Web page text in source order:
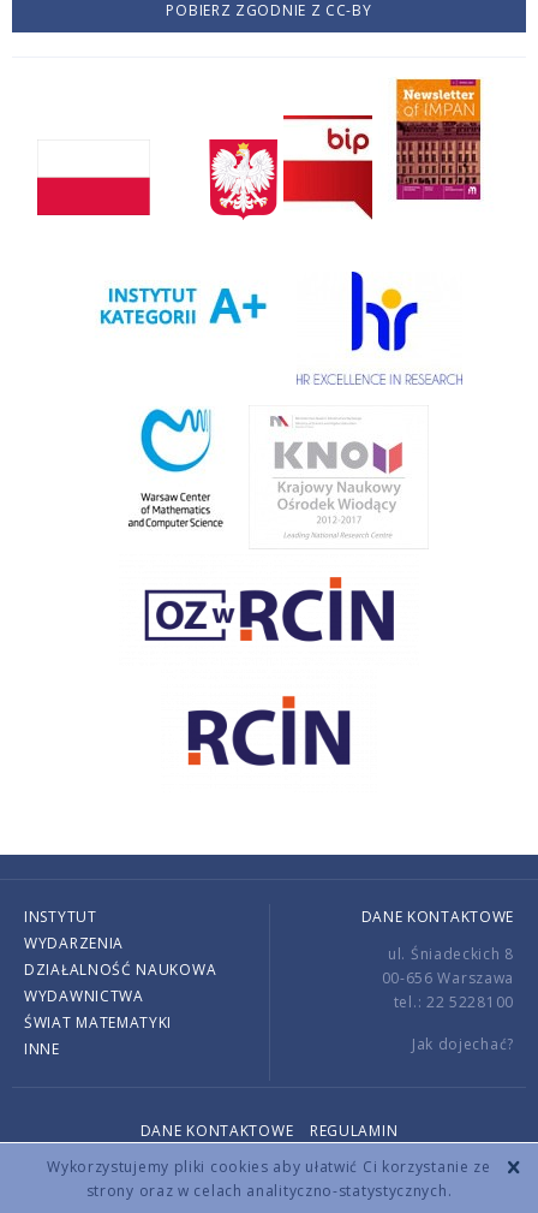
Wykorzystujemy pliki cookies aby ułatwić Ci korzystanie ze
strony oraz w celach analityczno-statystycznych.
POBIERZ ZGODNIE Z CC-BY
INSTYTUT
WYDARZENIA
DZIAŁALNOŚĆ NAUKOWA
WYDAWNICTWA
ŚWIAT MATEMATYKI
INNE
DANE KONTAKTOWE
ul. Śniadeckich 8
00-656 Warszawa
tel.: 22 5228100
Jak dojechać?
DANE KONTAKTOWE
REGULAMIN
Copyright © 2026 by IMPAN. All rights reserved.